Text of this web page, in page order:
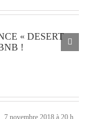
7 novembre 2018 à 20 h